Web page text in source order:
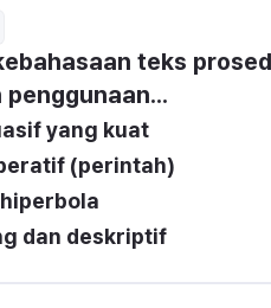
teks
yang kuat
(perintah)
dan deskriptif